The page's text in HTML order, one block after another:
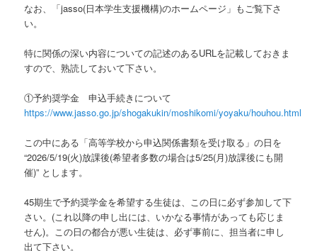
なお、「jasso(日本学生支援機構)のホームページ」もご覧下さ
い。
特に関係の深い内容についての記述のあるURLを記載しておきま
すので、熟読しておいて下さい。
①予約奨学金 申込手続きについて
https://www.jasso.go.jp/shogakukin/moshikomi/yoyaku/houhou.html
この中にある「高等学校から申込関係書類を受け取る」の日を
“2026/5/19(火)放課後(希望者多数の場合は5/25(月)放課後にも開
催)” とします。
45期生で予約奨学金を希望する生徒は、この日に必ず参加して下
さい。(これ以降の申し出には、いかなる事情があっても応じま
せん)。この日の都合が悪い生徒は、必ず事前に、担当者に申し
出て下さい。